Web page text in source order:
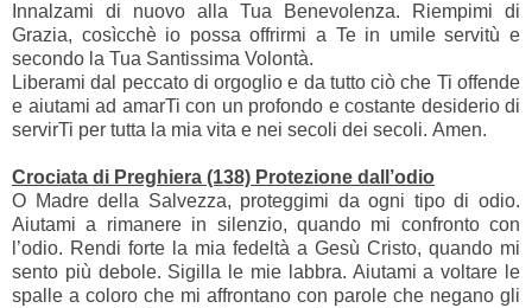
Innalzami di nuovo alla Tua Benevolenza. Riempimi di
Grazia, cosìcchè io possa offrirmi a Te in umile servitù e
secondo la Tua Santissima Volontà.
Liberami dal peccato di orgoglio e da tutto ciò che Ti offende
e aiutami ad amarTi con un profondo e costante desiderio di
servirTi per tutta la mia vita e nei secoli dei secoli. Amen.
Crociata di Preghiera (138) Protezione dall’odio
O Madre della Salvezza, proteggimi da ogni tipo di odio.
Aiutami a rimanere in silenzio, quando mi confronto con
l’odio. Rendi forte la mia fedeltà a Gesù Cristo, quando mi
sento più debole. Sigilla le mie labbra. Aiutami a voltare le
spalle a coloro che mi affrontano con parole che negano gli